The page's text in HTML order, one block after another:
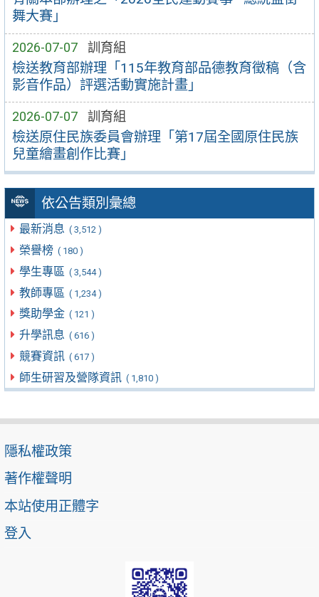
舞大賽」
2026-07-07 訓育組
檢送教育部辦理「115年教育部品德教育徵稿（含
影音作品）評選活動實施計畫」
2026-07-07 訓育組
檢送原住民族委員會辦理「第17屆全國原住民族
兒童繪畫創作比賽」
依公告類別彙總
最新消息 ( 3,512 )
榮譽榜 ( 180 )
學生專區 ( 3,544 )
教師專區 ( 1,234 )
獎助學金 ( 121 )
升學訊息 ( 616 )
競賽資訊 ( 617 )
師生研習及營隊資訊 ( 1,810 )
隱私權政策
著作權聲明
本站使用正體字
登入